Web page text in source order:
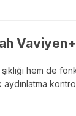
hem de